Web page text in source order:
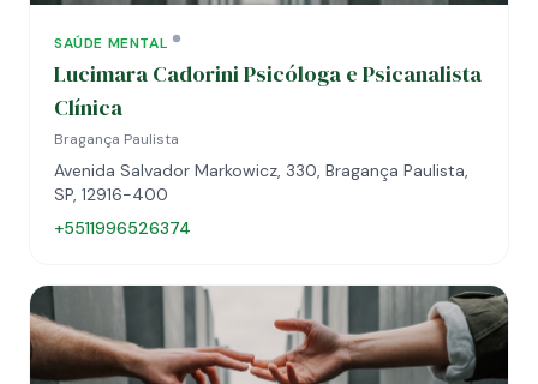
SAÚDE MENTAL
Lucimara Cadorini Psicóloga e Psicanalista
Clínica
Bragança Paulista
Avenida Salvador Markowicz, 330, Bragança Paulista,
SP, 12916-400
+5511996526374